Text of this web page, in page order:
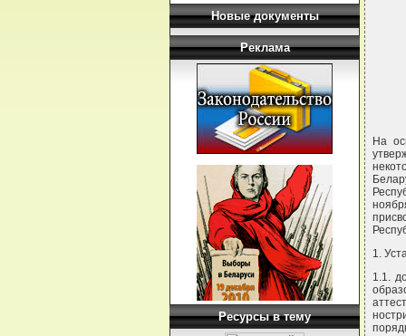
Новые документы
Реклама
Ресурсы в тему
На
1.
1.1.